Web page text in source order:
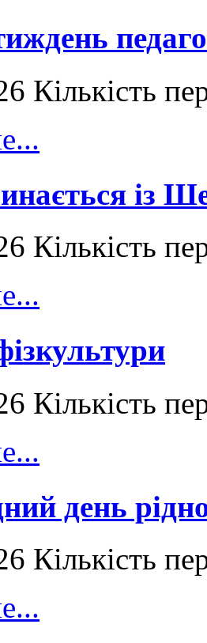
Кількість
із
Кількість
Кількість
день
Кількість